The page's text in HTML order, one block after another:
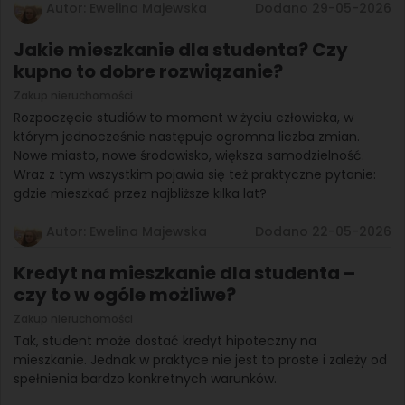
Jakie mieszkanie dla studenta? Czy
kupno to dobre rozwiązanie?
Rozpoczęcie studiów to moment w życiu człowieka, w
którym jednocześnie następuje ogromna liczba zmian.
Nowe miasto, nowe środowisko, większa samodzielność.
Wraz z tym wszystkim pojawia się też praktyczne pytanie:
gdzie mieszkać przez najbliższe kilka lat?
Kredyt na mieszkanie dla studenta –
czy to w ogóle możliwe?
Tak, student może dostać kredyt hipoteczny na
mieszkanie. Jednak w praktyce nie jest to proste i zależy od
spełnienia bardzo konkretnych warunków.